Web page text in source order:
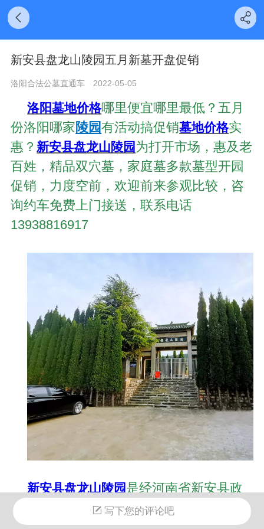
新安县盘龙山陵园五月新墓开盘促销
洛阳合法公墓直通车 2022-05-05
洛阳墓地价格哪里便宜哪里最低？五月
份洛阳哪家陵园有活动搞促销墓地价格实
惠？ 新安县盘龙山陵园为打开市场，惠及老
百姓，精品双穴墓，家庭墓多款墓型开园
促销，力度空前，欢迎前来参观比较，咨
询约车免费上门接送，联系电话
13938816917
新安县盘龙山陵园是经河南省新安县政
府、新安县民政局批准建设的城镇公益性
公墓，地址位于铁门镇克昌村南的青龙山
写下您的评论吧